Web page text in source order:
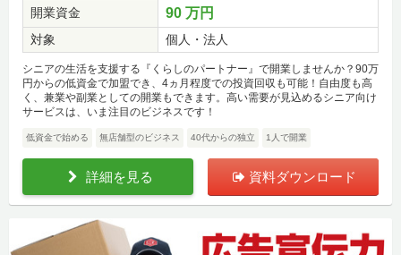
開業資金
90 万円
対象 個人・法人
シニアの生活を支援する『くらしのパートナー』で開業しませんか？90万
円からの低資金で加盟でき、4ヵ月程度での投資回収も可能！自由度も高
く、兼業や副業としての開業もできます。高い需要が見込めるシニア向け
サービスは、いま注目のビジネスです！
低資金で始める 無店舗型のビジネス 40代からの独立 1人で開業
詳細を見る 資料ダウンロード